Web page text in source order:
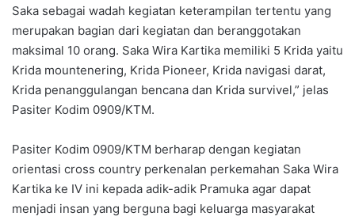
Saka sebagai wadah kegiatan keterampilan tertentu yang
merupakan bagian dari kegiatan dan beranggotakan
maksimal 10 orang. Saka Wira Kartika memiliki 5 Krida yaitu
Krida mountenering, Krida Pioneer, Krida navigasi darat,
Krida penanggulangan bencana dan Krida survivel,” jelas
Pasiter Kodim 0909/KTM.
Pasiter Kodim 0909/KTM berharap dengan kegiatan
orientasi cross country perkenalan perkemahan Saka Wira
Kartika ke IV ini kepada adik-adik Pramuka agar dapat
menjadi insan yang berguna bagi keluarga masyarakat